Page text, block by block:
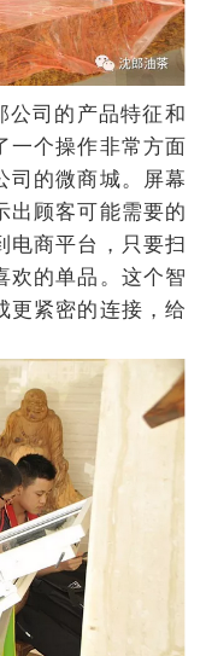
公司的产品特征和
一个操作非常方面
的微商城。
屏幕
出顾客可能需要的
电商平台，只要扫
欢的单品。这个智
更紧密的连接，给